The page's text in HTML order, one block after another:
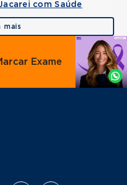
com Saúde
mais
Agende
por
Whatsapp
Exame